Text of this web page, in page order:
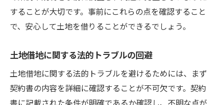
することが大切です。事前にこれらの点を確認すること
で、安心して土地を借りることができるでしょう。
土地借地に関する法的トラブルの回避
土地借地に関する法的トラブルを避けるためには、まず
契約書の内容を詳細に確認することが不可欠です。契約
書に記載された条件が明確であるか確認し、不明な点が